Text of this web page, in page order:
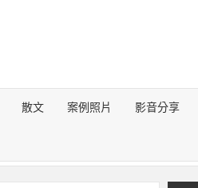
散文 案例照片 影音分享